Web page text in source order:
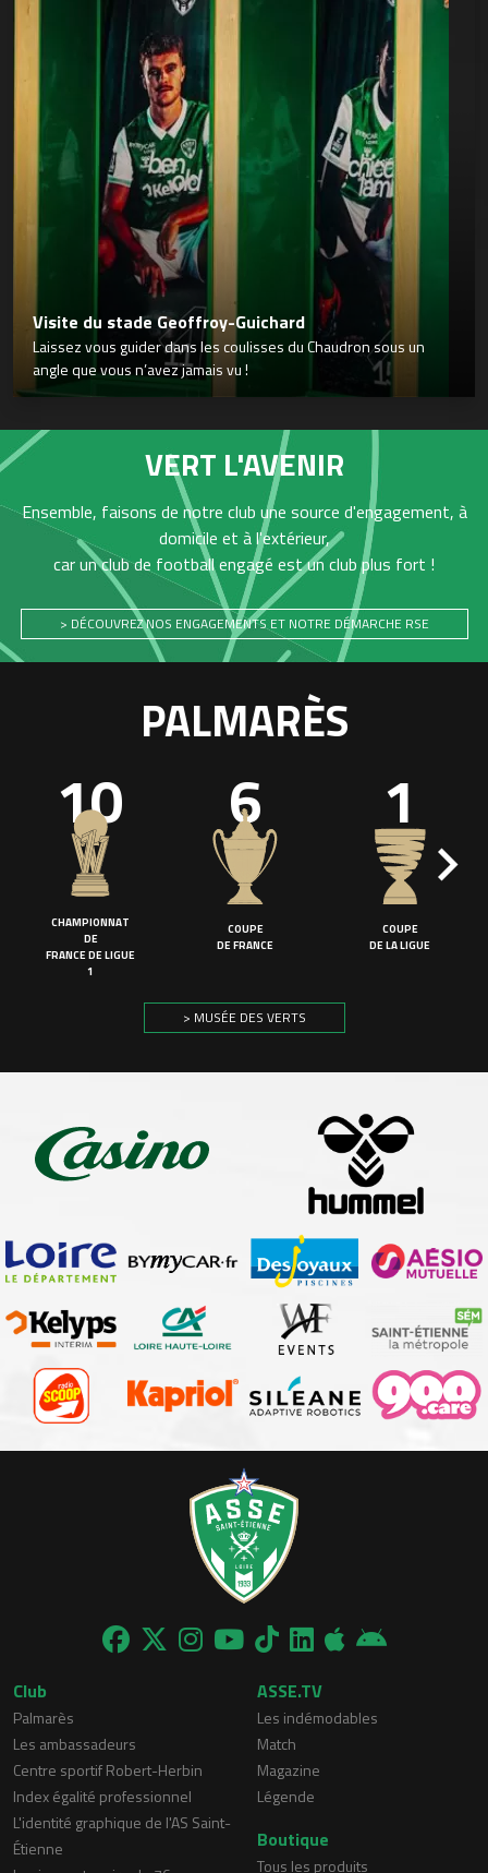
Visite du stade Geoffroy-Guichard
Laissez vous guider dans les coulisses du Chaudron sous un
angle que vous n’avez jamais vu !
VERT L'AVENIR
Ensemble, faisons de notre club une source d'engagement, à
domicile et à l'extérieur,
car un club de football engagé est un club plus fort !
> DÉCOUVREZ NOS ENGAGEMENTS ET NOTRE DÉMARCHE RSE
PALMARÈS
10
CHAMPIONNAT
DE
FRANCE DE LIGUE
1
6
COUPE
DE FRANCE
1
COUPE
DE LA LIGUE
> MUSÉE DES VERTS
Club
Palmarès
Les ambassadeurs
Centre sportif Robert-Herbin
Index égalité professionnel
L'identité graphique de l'AS Saint-
Étienne
ASSE.TV
Les indémodables
Match
Magazine
Légende
Boutique
Tous les produits